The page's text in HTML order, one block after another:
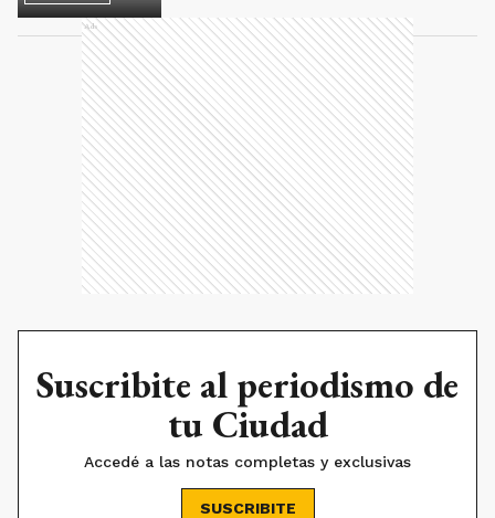
Ads
Suscribite al periodismo de
tu Ciudad
Accedé a las notas completas y exclusivas
SUSCRIBITE